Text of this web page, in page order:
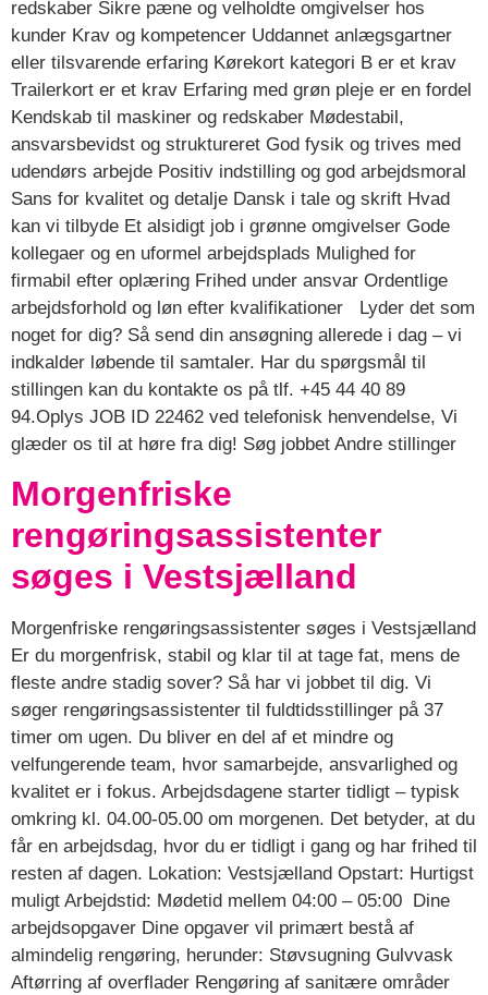
redskaber Sikre pæne og velholdte omgivelser hos
kunder Krav og kompetencer Uddannet anlægsgartner
eller tilsvarende erfaring Kørekort kategori B er et krav
Trailerkort er et krav Erfaring med grøn pleje er en fordel
Kendskab til maskiner og redskaber Mødestabil,
ansvarsbevidst og struktureret God fysik og trives med
udendørs arbejde Positiv indstilling og god arbejdsmoral
Sans for kvalitet og detalje Dansk i tale og skrift Hvad
kan vi tilbyde Et alsidigt job i grønne omgivelser Gode
kollegaer og en uformel arbejdsplads Mulighed for
firmabil efter oplæring Frihed under ansvar Ordentlige
arbejdsforhold og løn efter kvalifikationer Lyder det som
noget for dig? Så send din ansøgning allerede i dag – vi
indkalder løbende til samtaler. Har du spørgsmål til
stillingen kan du kontakte os på tlf. +45 44 40 89
94.Oplys JOB ID 22462 ved telefonisk henvendelse, Vi
glæder os til at høre fra dig! Søg jobbet Andre stillinger
Morgenfriske
rengøringsassistenter
søges i Vestsjælland
Morgenfriske rengøringsassistenter søges i Vestsjælland
Er du morgenfrisk, stabil og klar til at tage fat, mens de
fleste andre stadig sover? Så har vi jobbet til dig. Vi
søger rengøringsassistenter til fuldtidsstillinger på 37
timer om ugen. Du bliver en del af et mindre og
velfungerende team, hvor samarbejde, ansvarlighed og
kvalitet er i fokus. Arbejdsdagene starter tidligt – typisk
omkring kl. 04.00-05.00 om morgenen. Det betyder, at du
får en arbejdsdag, hvor du er tidligt i gang og har frihed til
resten af dagen. Lokation: Vestsjælland Opstart: Hurtigst
muligt Arbejdstid: Mødetid mellem 04:00 – 05:00 Dine
arbejdsopgaver Dine opgaver vil primært bestå af
almindelig rengøring, herunder: Støvsugning Gulvvask
Aftørring af overflader Rengøring af sanitære områder